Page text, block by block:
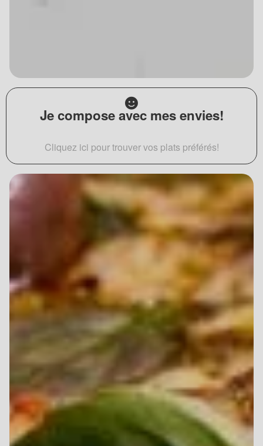
Je compose avec mes envies!
Cliquez ici pour trouver vos plats préférés!